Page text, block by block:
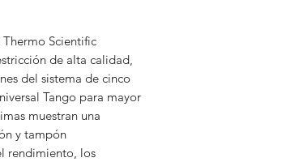
Thermo Scientific
de alta calidad,
del sistema de cinco
Tango para mayor
muestran una
y tampón
rendimiento, los